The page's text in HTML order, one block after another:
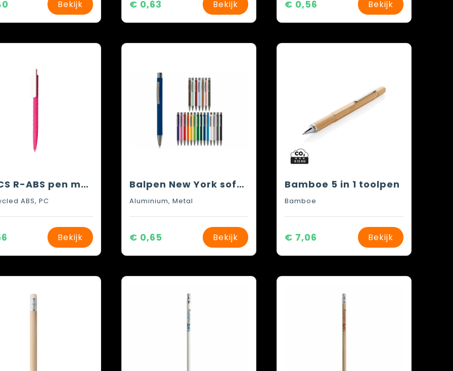
Bekijk € 0,63 Bekijk € 0,56 Bekijk
X3 RCS R-ABS pen met smooth touch
ABS, PC
Bekijk
Balpen New York soft touch
Aluminium, Metal
€ 0,65 Bekijk
Bamboe 5 in 1 toolpen
Bamboe
€ 7,06 Bekijk